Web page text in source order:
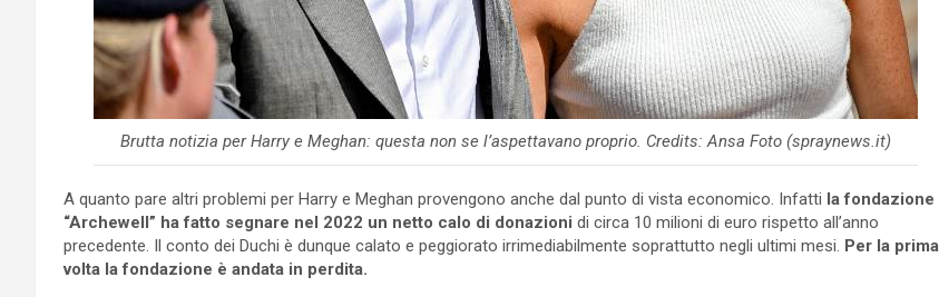
Brutta notizia per Harry e Meghan: questa non se l’aspettavano proprio. Credits: Ansa Foto (spraynews.it)
A quanto pare altri problemi per Harry e Meghan provengono anche dal punto di vista economico. Infatti la fondazione
“Archewell” ha fatto segnare nel 2022 un netto calo di donazioni di circa 10 milioni di euro rispetto all’anno
precedente. Il conto dei Duchi è dunque calato e peggiorato irrimediabilmente soprattutto negli ultimi mesi. Per la prima
volta la fondazione è andata in perdita.